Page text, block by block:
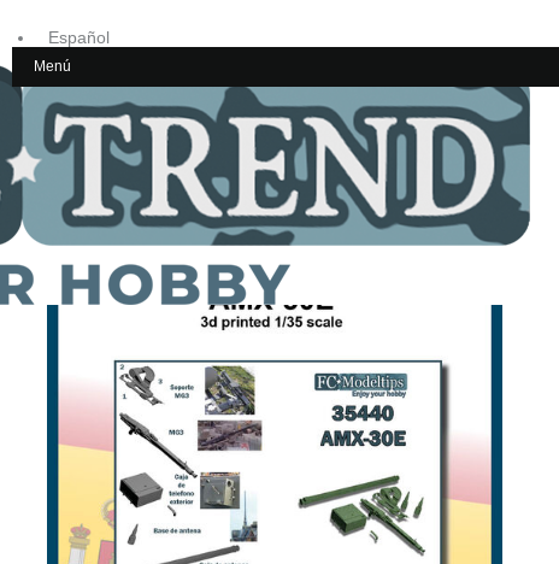
Español
Menú
Home ESCALA 1/35 España